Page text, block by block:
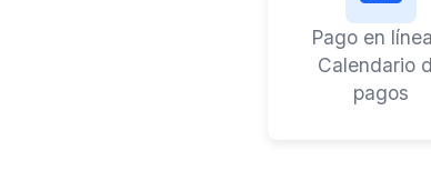
Pago en
Calendario
pagos